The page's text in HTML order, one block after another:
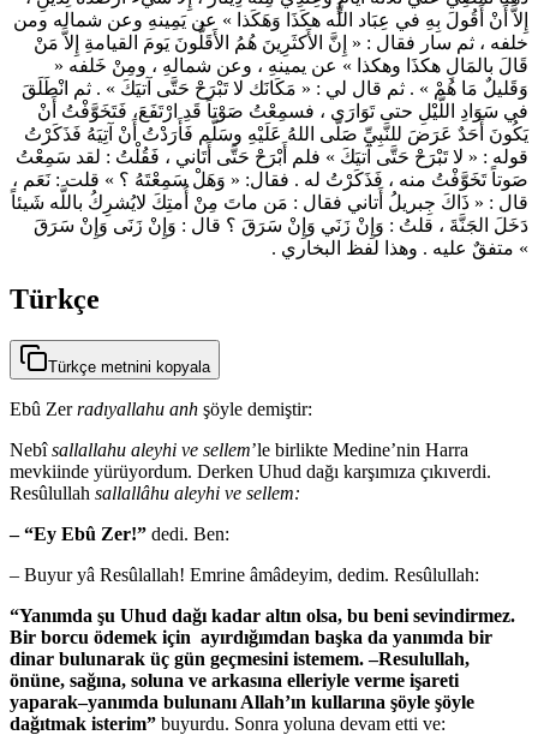
إِلاَّ أَنْ أَقُولَ بِهِ في عِبَاد اللَّه هكَذَا وَهَكَذا » عن يَمِينهِ وعن شماله ومن
خلفه ، ثم سار فقال : « إِنَّ الأَكثَرِينَ هُمُ الأَقَلُّونَ يَومَ القيامةِ إِلاَّ مَنْ
قَالَ بالمَالِ هكذَا وهكذا » عن يمينهِ ، وعن شمالهِ ، ومِنْ خَلفه «
وَقَليلٌ مَا هُمْ » . ثم قال لي : « مَكَانَك لا تَبْرَحْ حَتَّى آتيَكَ » . ثم انْطَلَقَ
في سَوَادِ اللَّيْلِ حتى تَوَارَى ، فسمِعْتُ صَوْتاً قَدِ ارْتَفَعَ، فَتَخَوَّفْتُ أَنْ
يَكُونَ أَحَدٌ عَرَضَ للنَّبِيِّ صَلّى اللهُ عَلَيْهِ وسَلَّم فَأَرَدْتُ أَنْ آتِيَهُ فَذَكَرْتُ
قوله : « لا تَبْرَحْ حَتَّى آتيَكَ » فلم أَبْرَحْ حَتَّى أَتَاني ، فَقُلْتُ : لقد سَمِعْتُ
صَوتاً تَخَوَّفْتُ منه ، فَذَكَرْتُ له . فقال: « وَهَلْ سَمِعْتَهُ ؟ » قلت : نَعَم ،
قال : « ذَاكَ جِبريلُ أَتاني فقال : مَن ماتَ مِنْ أُمتِكَ لايُشرِكُ باللَّه شَيئاً
دَخَلَ الجَنَّةَ ، قلتُ : وَإِنْ زَنَي وَإِنْ سَرَقَ ؟ قال : وَإِنْ زَنَى وَإِنْ سَرَقَ
» متفقٌ عليه . وهذا لفظ البخاري .
Türkçe
Türkçe metnini kopyala
Ebû Zerradıyallahu anh şöyle demiştir:
Nebîsallallahu aleyhi ve sellem’le birlikte Medine’nin Harra
mevkiinde yürüyordum. Derken Uhud dağı karşımıza çıkıverdi.
Resûlullah sallallâhu aleyhi ve sellem:
– “Ey Ebû Zer!” dedi. Ben:
– Buyur yâ Resûlallah! Emrine âmâdeyim, dedim. Resûlullah:
“Yanımda şu Uhud dağı kadar altın olsa, bu beni sevindirmez.
Bir borcu ödemek için ayırdığımdan başka da yanımda bir
dinar bulunarak üç gün geçmesini istemem. –Resulullah,
önüne, sağına, soluna ve arkasına elleriyle verme işareti
yaparak–yanımda bulunanı Allah’ın kullarına şöyle şöyle
dağıtmak isterim” buyurdu. Sonra yoluna devam etti ve: